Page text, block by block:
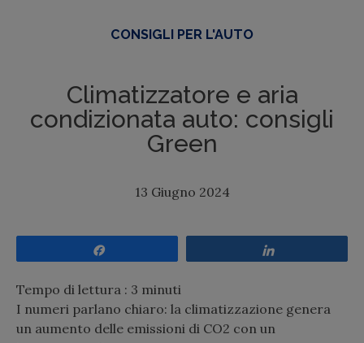
CONSIGLI PER L'AUTO
Climatizzatore e aria
condizionata auto: consigli
Green
13 Giugno 2024
Tempo di lettura : 3 minuti
I numeri parlano chiaro: la climatizzazione genera
un aumento delle emissioni di CO2 con un